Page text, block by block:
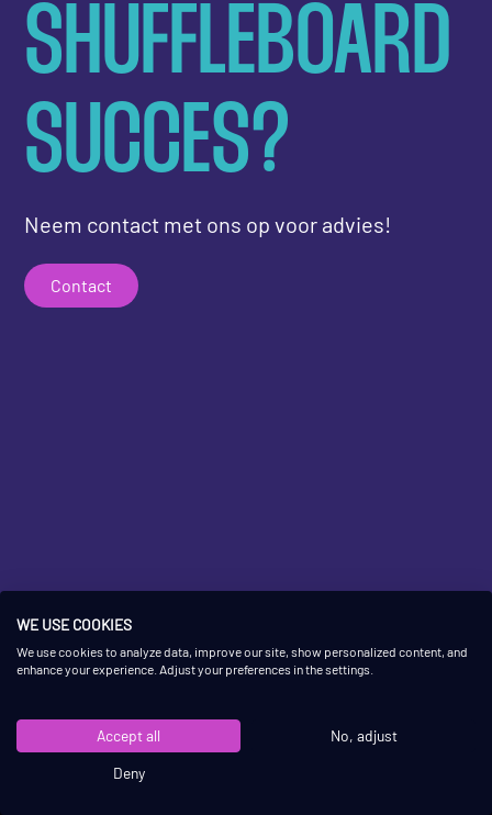
SHUFFLEBOARD
SUCCES?
Neem contact met ons op voor advies!
Contact
WE USE COOKIES
We use cookies to analyze data, improve our site, show personalized content, and
enhance your experience. Adjust your preferences in the settings.
Accept all
No, adjust
Deny